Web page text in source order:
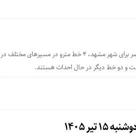
نقشه خطوط سامانه حمل و نقل درون شهری مشهد مقدس | در حال حاضر برای شهر مشهد، ۴ خط مترو در مسیرهای مختلف در
و دو خط دیگر در حال احداث هستند.
۱۴۰۵